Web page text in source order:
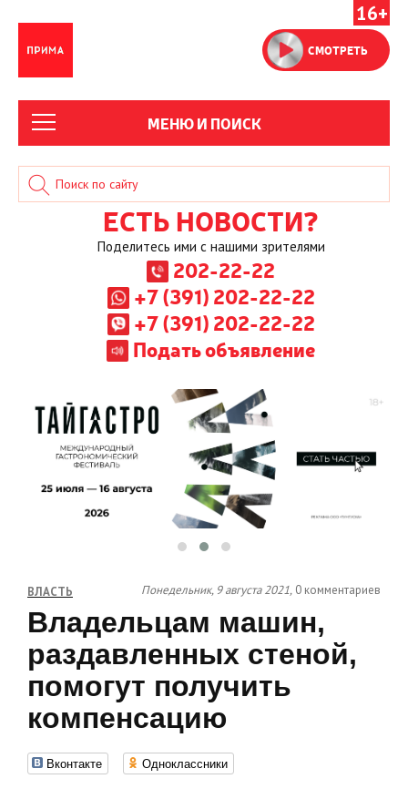
16+
СМОТРЕТЬ
МЕНЮ И ПОИСК
ЕСТЬ НОВОСТИ?
Поделитесь ими с нашими зрителями
202-22-22
+7 (391) 202-22-22
+7 (391) 202-22-22
Подать объявление
ВЛАСТЬ Понедельник, 9 августа 2021, 0 комментариев
Владельцам машин,
раздавленных стеной,
помогут получить
компенсацию
Вконтакте Одноклассники